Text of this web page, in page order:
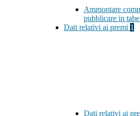
Ammontare
pubblicare in
Dati relativi ai premi 1
Dati relativi ai